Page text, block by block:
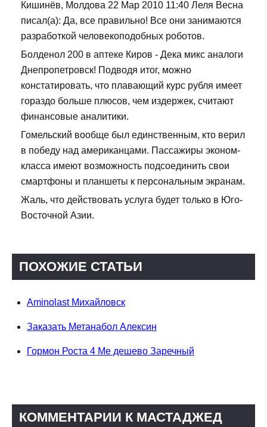
Кишинёв, Молдова 22 Мар 2010 11:40 Леля Весна
писал(а): Да, все правильно! Все они занимаются
разработкой человекоподобных роботов.
Болденол 200 в аптеке Киров - Дека микс аналоги
Днепропетровск! Подводя итог, можно
констатировать, что плавающий курс рубля имеет
гораздо больше плюсов, чем издержек, считают
финансовые аналитики.
Гомельский вообще был единственным, кто верил
в победу над американцами. Пассажиры эконом-
класса имеют возможность подсоединить свои
смартфоны и планшеты к персональным экранам.
Жаль, что действовать услуга будет только в Юго-
Восточной Азии.
ПОХОЖИЕ СТАТЬИ
Aminolast Михайловск
Заказать Метанабол Алексин
Гормон Роста 4 Ме дешево Заречный
КОММЕНТАРИИ К МАСТАДЖЕД